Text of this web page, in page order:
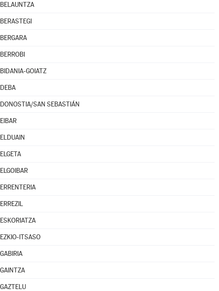
BELAUNTZA
BERASTEGI
BERGARA
BERROBI
BIDANIA-GOIATZ
DEBA
DONOSTIA/SAN SEBASTIÁN
EIBAR
ELDUAIN
ELGETA
ELGOIBAR
ERRENTERIA
ERREZIL
ESKORIATZA
EZKIO-ITSASO
GABIRIA
GAINTZA
GAZTELU